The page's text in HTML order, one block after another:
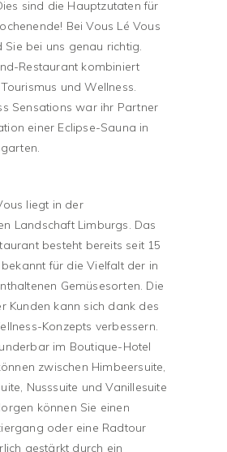
sind die Hauptzutaten für
Bei Vous Lé Vous
Sie bei uns genau richtig.
Restaurant kombiniert
und Wellness.
Sensations war ihr Partner
einer Eclipse-Sauna in
liegt in der
Landschaft Limburgs. Das
besteht bereits seit 15
bekannt für die Vielfalt der in
Gemüsesorten. Die
Kunden kann sich dank des
Konzepts verbessern.
im Boutique-Hotel
zwischen Himbeersuite,
Nusssuite und Vanillesuite
können Sie einen
oder eine Radtour
gestärkt durch ein